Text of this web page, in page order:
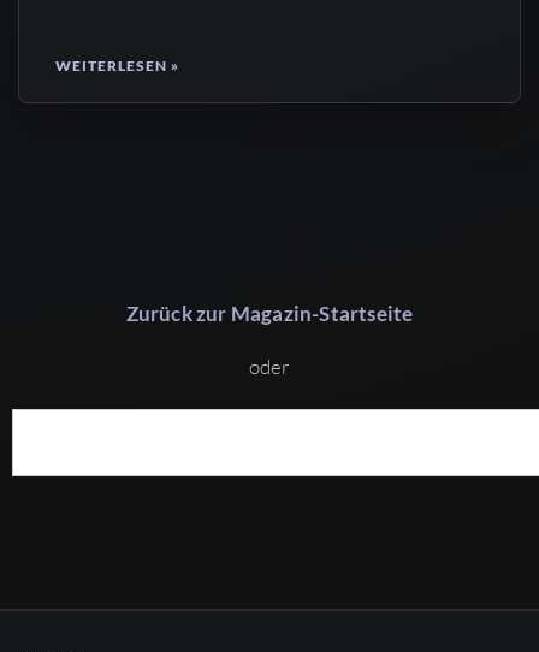
WEITERLESEN »
Zurück zur Magazin-Startseite
oder